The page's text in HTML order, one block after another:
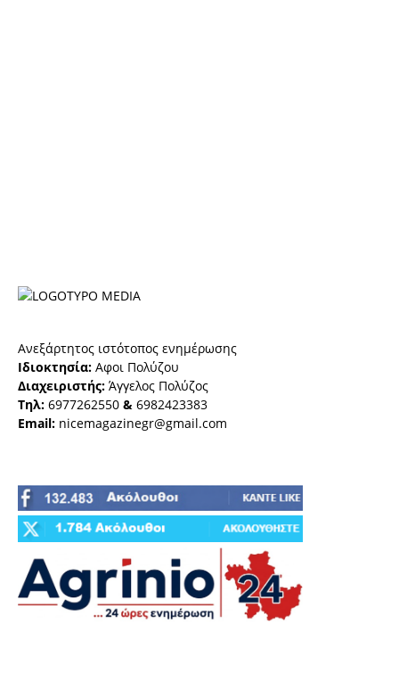
Ανεξάρτητος ιστότοπος ενημέρωσης
Ιδιοκτησία: Αφοι Πολύζου
Διαχειριστής: Άγγελος Πολύζος
Τηλ: 6977262550 & 6982423383
Email: nicemagazinegr@gmail.com